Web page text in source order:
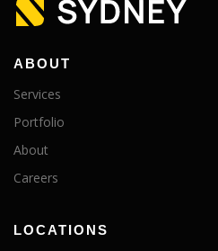
ABOUT
Services
Portfolio
About
Careers
LOCATIONS